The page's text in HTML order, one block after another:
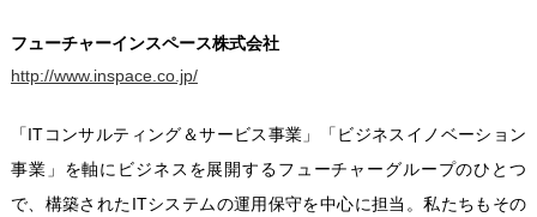
フューチャーインスペース株式会社
http://www.inspace.co.jp/
「ITコンサルティング＆サービス事業」「ビジネスイノベーション
事業」を軸にビジネスを展開するフューチャーグループのひとつ
で、構築されたITシステムの運用保守を中心に担当。私たちもその